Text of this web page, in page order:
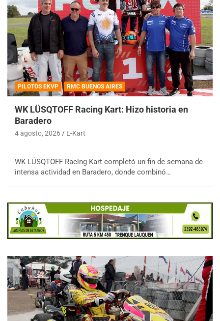
PILOTOS EKVP RMC BUENOS AIRES
WK LÜSQTOFF Racing Kart: Hizo historia en
Baradero
4 agosto, 2026 E-Kart
WK LÜSQTOFF Racing Kart completó un fin de semana de
intensa actividad en Baradero, donde combinó…